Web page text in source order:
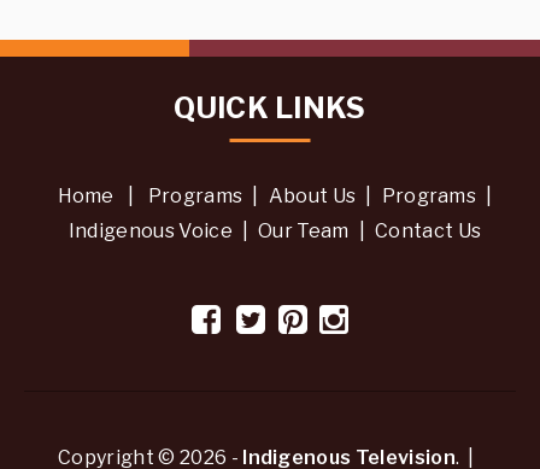
QUICK LINKS
Home Programs About Us Programs
Indigenous Voice
Our Team Contact Us
Copyright © 2026 - Indigenous Television. |